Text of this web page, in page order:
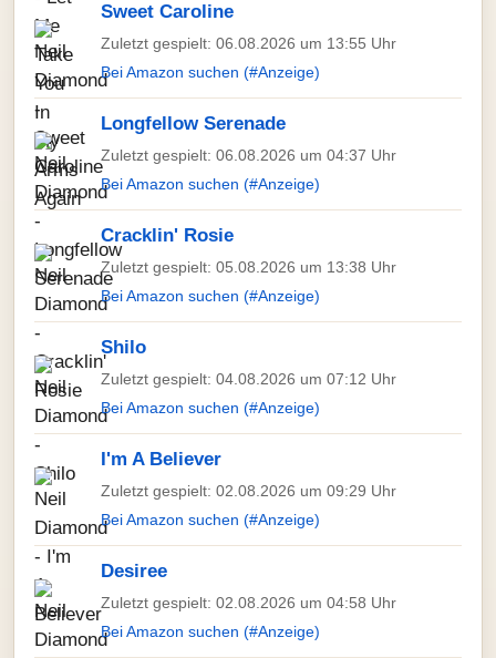
Sweet Caroline
Zuletzt gespielt: 06.08.2026 um 13:55 Uhr
Bei Amazon suchen (#Anzeige)
Longfellow Serenade
Zuletzt gespielt: 06.08.2026 um 04:37 Uhr
Bei Amazon suchen (#Anzeige)
Cracklin' Rosie
Zuletzt gespielt: 05.08.2026 um 13:38 Uhr
Bei Amazon suchen (#Anzeige)
Shilo
Zuletzt gespielt: 04.08.2026 um 07:12 Uhr
Bei Amazon suchen (#Anzeige)
I'm A Believer
Zuletzt gespielt: 02.08.2026 um 09:29 Uhr
Bei Amazon suchen (#Anzeige)
Desiree
Zuletzt gespielt: 02.08.2026 um 04:58 Uhr
Bei Amazon suchen (#Anzeige)